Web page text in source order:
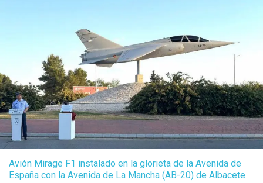
Avión Mirage F1 instalado en la glorieta de la Avenida de
España con la Avenida de La Mancha (AB-20) de Albacete